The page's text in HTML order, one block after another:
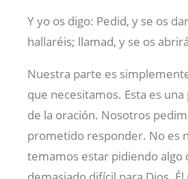
Y yo os digo: Pedid, y se os
hallaréis; llamad, y se os
Nuestra parte es
que necesitamos. Esta es
de la oración. Nosotros
prometido responder. No es
temamos estar pidiendo algo